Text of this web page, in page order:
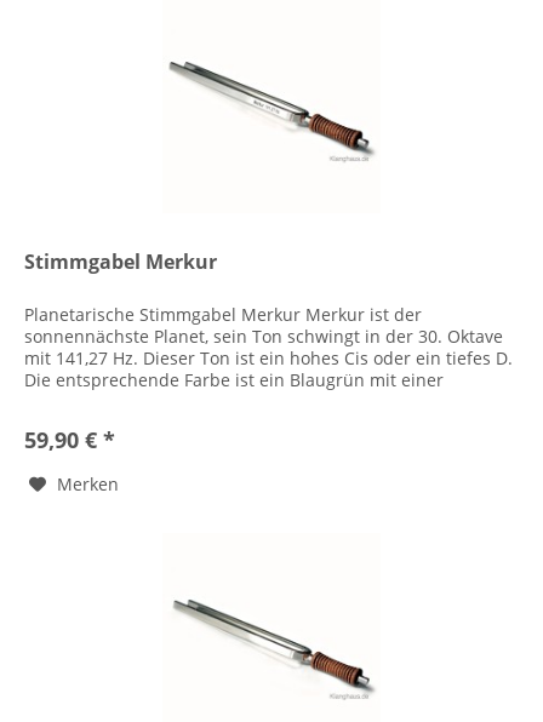
Stimmgabel Merkur
Planetarische Stimmgabel Merkur Merkur ist der
sonnennächste Planet, sein Ton schwingt in der 30. Oktave
mit 141,27 Hz. Dieser Ton ist ein hohes Cis oder ein tiefes D.
Die entsprechende Farbe ist ein Blaugrün mit einer
59,90 € *
Merken